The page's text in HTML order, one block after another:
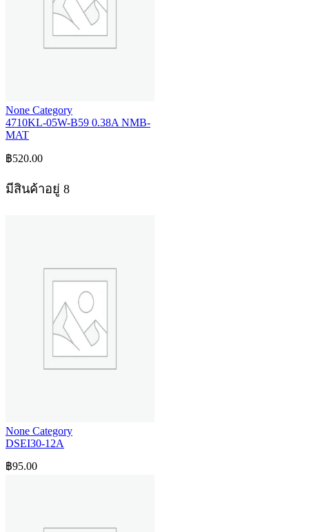
None Category
4710KL-05W-B59 0.38A NMB-
MAT
฿520.00
มีสินค้าอยู่ 8
None Category
DSEI30-12A
฿95.00